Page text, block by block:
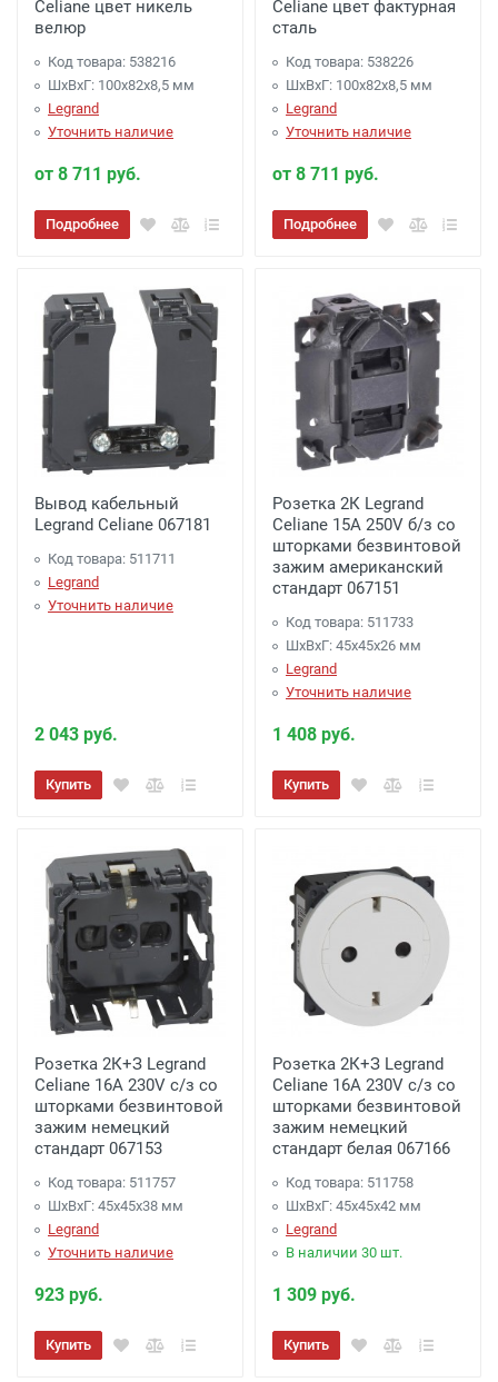
Celiane цвет никель
велюр
Код товара: 538216
ШхВхГ: 100x82x8,5 мм
Legrand
Уточнить наличие
от 8 711 руб.
Подробнее
Celiane цвет фактурная
сталь
Код товара: 538226
ШхВхГ: 100x82x8,5 мм
Legrand
Уточнить наличие
от 8 711 руб.
Подробнее
Вывод кабельный
Legrand Celiane 067181
Код товара: 511711
Legrand
Уточнить наличие
2 043 руб.
Купить
Розетка 2К Legrand
Celiane 15A 250V б/з со
шторками безвинтовой
зажим американский
стандарт 067151
Код товара: 511733
ШхВхГ: 45x45x26 мм
Legrand
Уточнить наличие
1 408 руб.
Купить
Розетка 2К+З Legrand
Celiane 16A 230V с/з со
шторками безвинтовой
зажим немецкий
стандарт 067153
Код товара: 511757
ШхВхГ: 45x45x38 мм
Legrand
Уточнить наличие
923 руб.
Купить
Розетка 2К+З Legrand
Celiane 16A 230V с/з со
шторками безвинтовой
зажим немецкий
стандарт белая 067166
Код товара: 511758
ШхВхГ: 45x45x42 мм
Legrand
В наличии 30 шт.
1 309 руб.
Купить